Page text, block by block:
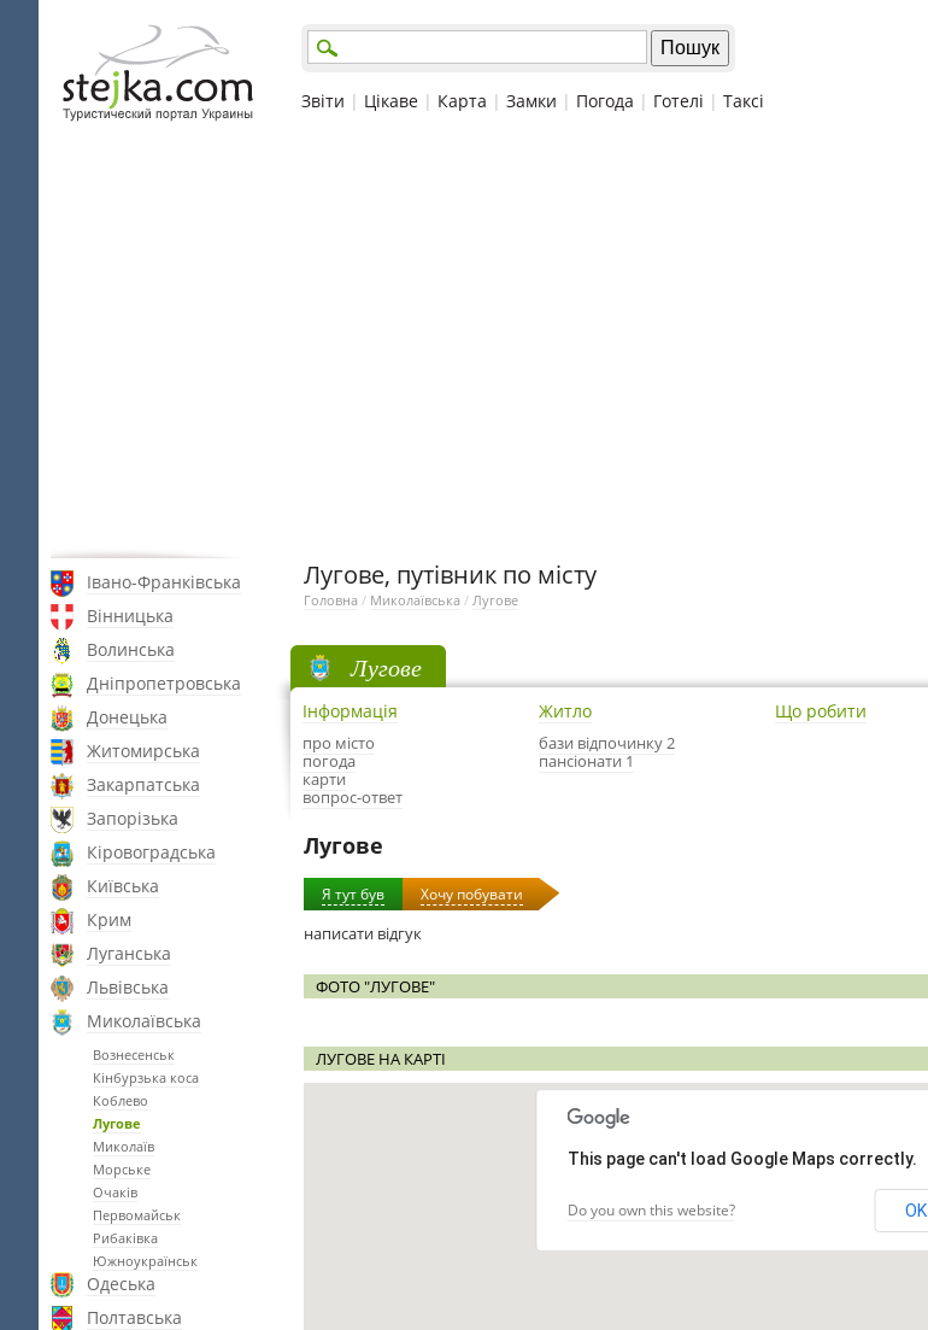
Звіти | Цікаве | Карта | Замки | Погода | Готелі | Таксі
Івано-Франківська
Вінницька
Волинська
Дніпропетровська
Донецька
Житомирська
Закарпатська
Запорізька
Кіровоградська
Київська
Крим
Луганська
Львівська
Миколаївська
Вознесенськ
Кінбурзька коса
Коблево
Лугове
Миколаїв
Морське
Очаків
Первомайськ
Рибаківка
Южноукраїнськ
Одеська
Полтавська
Лугове, путівник по місту
Головна / Миколаївська / Лугове
Лугове
Інформація
про місто
погода
карти
вопрос-ответ
Житло
бази відпочинку 2
пансіонати 1
Що робити
Лугове
Я тут був Хочу побувати
написати відгук
ФОТО "ЛУГОВЕ"
ЛУГОВЕ НА КАРТІ
This page can't load Google Maps correctly.
Do you own this website? OK